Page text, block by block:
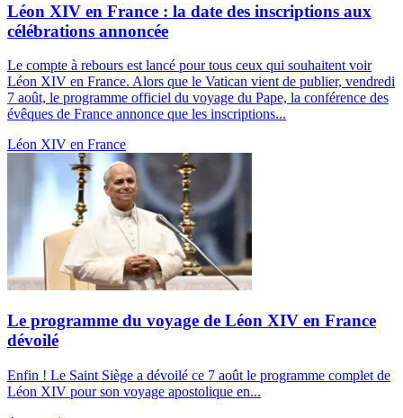
Léon XIV en France : la date des inscriptions aux
célébrations annoncée
Le compte à rebours est lancé pour tous ceux qui souhaitent voir
Léon XIV en France. Alors que le Vatican vient de publier, vendredi
7 août, le programme officiel du voyage du Pape, la conférence des
évêques de France annonce que les inscriptions...
Léon XIV en France
Le programme du voyage de Léon XIV en France
dévoilé
Enfin ! Le Saint Siège a dévoilé ce 7 août le programme complet de
Léon XIV pour son voyage apostolique en...